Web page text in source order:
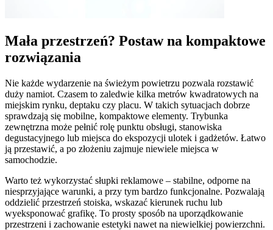
Mała przestrzeń? Postaw na kompaktowe
rozwiązania
Nie każde wydarzenie na świeżym powietrzu pozwala rozstawić
duży namiot. Czasem to zaledwie kilka metrów kwadratowych na
miejskim rynku, deptaku czy placu. W takich sytuacjach dobrze
sprawdzają się mobilne, kompaktowe elementy. Trybunka
zewnętrzna może pełnić rolę punktu obsługi, stanowiska
degustacyjnego lub miejsca do ekspozycji ulotek i gadżetów. Łatwo
ją przestawić, a po złożeniu zajmuje niewiele miejsca w
samochodzie.
Warto też wykorzystać słupki reklamowe – stabilne, odporne na
niesprzyjające warunki, a przy tym bardzo funkcjonalne. Pozwalają
oddzielić przestrzeń stoiska, wskazać kierunek ruchu lub
wyeksponować grafikę. To prosty sposób na uporządkowanie
przestrzeni i zachowanie estetyki nawet na niewielkiej powierzchni.